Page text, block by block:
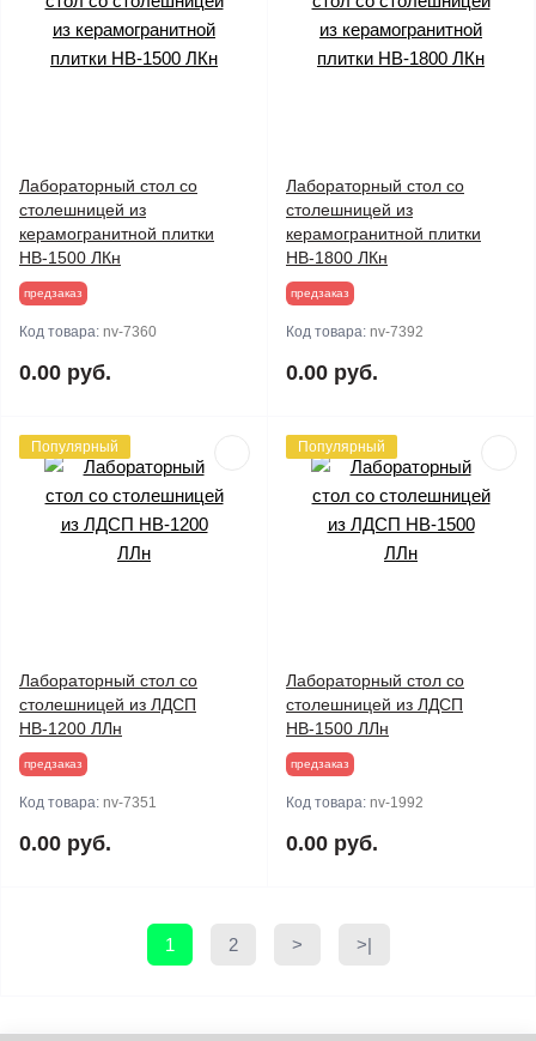
Лабораторный стол со
столешницей из
керамогранитной плитки
НВ-1500 ЛКн
предзаказ
Код товара: nv-7360
0.00 руб.
Лабораторный стол со
столешницей из
керамогранитной плитки
НВ-1800 ЛКн
предзаказ
Код товара: nv-7392
0.00 руб.
Популярный
Лабораторный стол со
столешницей из ЛДСП
НВ-1200 ЛЛн
предзаказ
Код товара: nv-7351
0.00 руб.
Популярный
Лабораторный стол со
столешницей из ЛДСП
НВ-1500 ЛЛн
предзаказ
Код товара: nv-1992
0.00 руб.
1 2 > >|